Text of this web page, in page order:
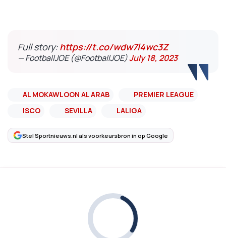
Full story:https://t.co/wdw7l4wc3Z
— FootballJOE (@FootballJOE)July 18, 2023
AL MOKAWLOON AL ARAB
PREMIER LEAGUE
ISCO
SEVILLA LALIGA
Stel Sportnieuws.nl als voorkeursbron in op Google